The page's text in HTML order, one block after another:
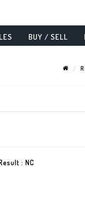
BUY / SELL
: NC